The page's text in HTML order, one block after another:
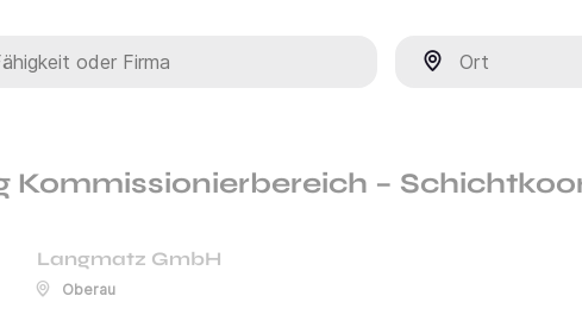
Firma
Kommissionierbereich –
Langmatz GmbH
Oberau